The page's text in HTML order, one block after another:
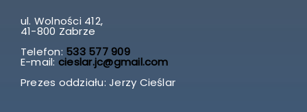
ul. Wolności 412,
41-800 Zabrze
Telefon: 533 577 909
E-mail: cieslar.jc@gmail.com
Prezes oddziału: Jerzy Cieślar